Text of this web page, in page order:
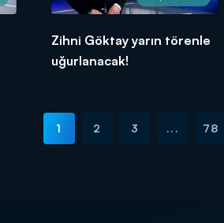
Zihni Göktay yarın törenle
uğurlanacak!
1 2 3 ... 78